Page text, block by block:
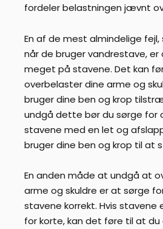
fordeler belastningen jævnt
En af de mest almindelige
når de bruger vandrestave,
meget på stavene. Det kan
overbelaster dine arme og
bruger dine ben og krop
undgå dette bør du sørge
stavene med en let og
bruger dine ben og krop til
En anden måde at undgå at
arme og skuldre er at sørge
stavene korrekt. Hvis stavene
for korte, kan det føre til at